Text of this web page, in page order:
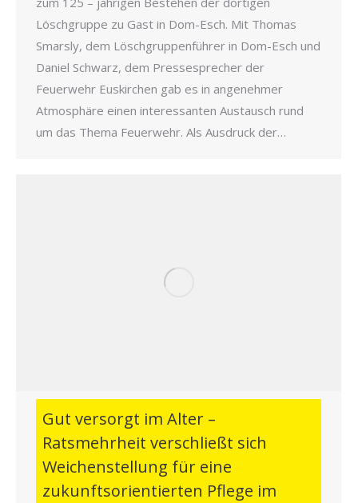
Löschgruppe zu Gast in Dom-Esch. Mit Thomas
Smarsly, dem Löschgruppenführer in Dom-Esch und
Daniel Schwarz, dem Pressesprecher der
Feuerwehr Euskirchen gab es in angenehmer
Atmosphäre einen interessanten Austausch rund
um das Thema Feuerwehr. Als Ausdruck der…
Gut versorgt im Alter –
Ratsmehrheit verschließt sich
Weichenstellung für eine
zukunftsorientierten Pflege im